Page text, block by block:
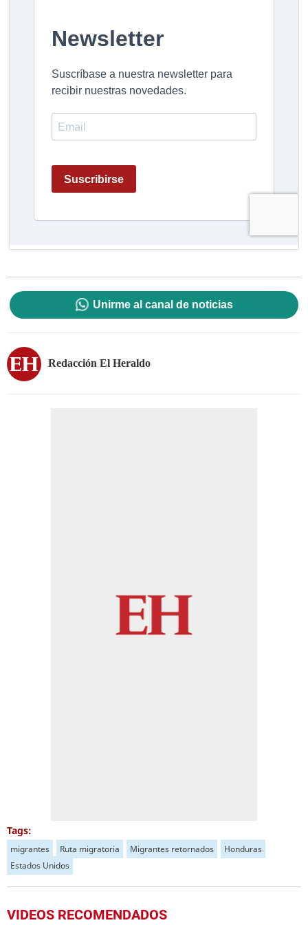
Unirme al canal de noticias
Redacción El Heraldo
Tags:
migrantes Ruta migratoria Migrantes retornados
Honduras
Estados Unidos
VIDEOS RECOMENDADOS